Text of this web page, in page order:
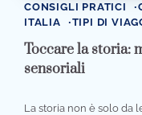
CONSIGLI PRATICI
ITALIA
TIPI DI
Toccare la storia:
sensoriali
La storia non è solo da